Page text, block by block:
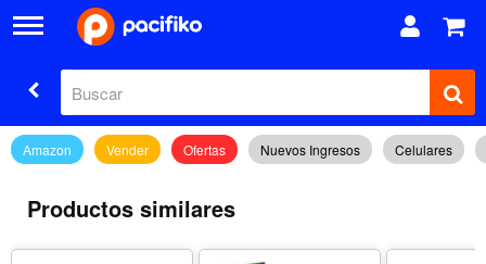
Amazon Vender Ofertas Nuevos Ingresos Celulares
Productos similares